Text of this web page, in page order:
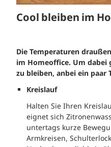
Cool bleiben im
Die Temperaturen
im Homeoffice. Um dabei
zu bleiben, anbei ein paar
Kreislauf
Halten Sie Ihren
eignet sich
untertags kurze
Armkreisen,